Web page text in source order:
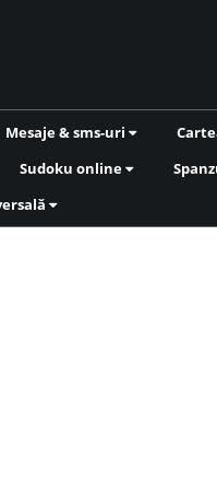
Mesaje & sms-uri
Sudoku online